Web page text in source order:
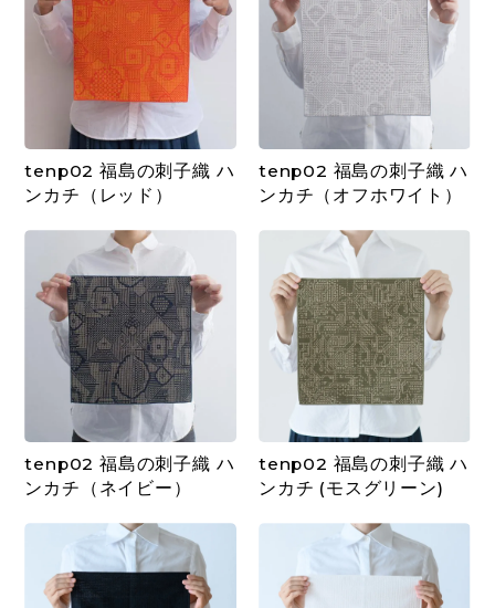
tenp02 福島の刺子織 ハ
ンカチ（レッド）
tenp02 福島の刺子織 ハ
ンカチ（オフホワイト）
tenp02 福島の刺子織 ハ
ンカチ（ネイビー）
tenp02 福島の刺子織 ハ
ンカチ (モスグリーン)